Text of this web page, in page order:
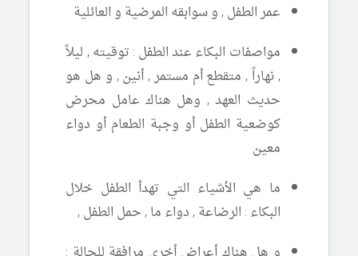
عمر الطفل , و سوابقه المرضية و العائلية
مواصفات البكاء عند الطفل : توقيته , ليلاً
, نهاراً , متقطع أم مستمر , أنين , و هل هو
حديث العهد , وهل هناك عامل محرض
كوضعية الطفل أو وجبة الطعام أو دواء
معين
ما هي الأشياء التي تهدأ الطفل خلال
البكاء : الرضاعة , دواء ما , حمل الطفل ,